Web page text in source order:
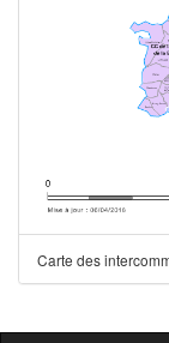
Carte des